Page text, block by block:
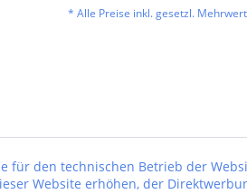
* Alle Preise inkl. gesetzl.
für den technischen Betrieb der
Website erhöhen, der